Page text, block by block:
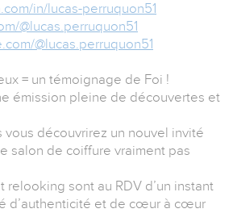
in/lucas-perruquon51
@lucas.perruquon51
@lucas.perruquon51
= un témoignage de Foi !
émission pleine de découvertes et
vous découvrirez un nouvel invité
salon de coiffure vraiment pas
relooking sont au RDV d’un instant
d’authenticité et de cœur à cœur